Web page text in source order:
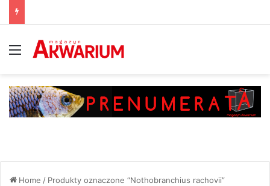
Menu
Home / Produkty oznaczone “Nothobranchius rachovii”